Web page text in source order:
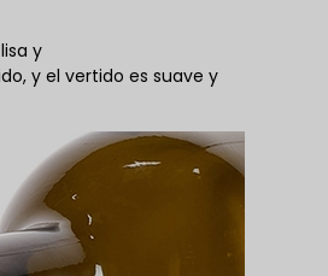
y
y el vertido es suave y